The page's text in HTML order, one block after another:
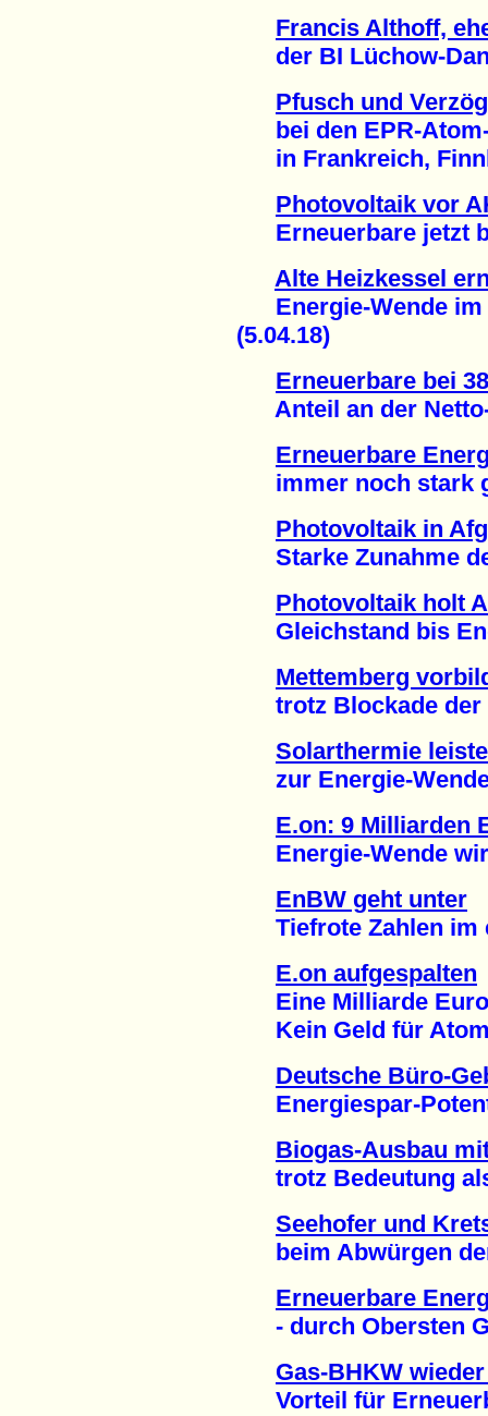
Francis Althoff,
der BI Lüchow-
Pfusch und
bei den EPR-
in Frankreich,
Photovoltaik vor
Erneuerbare jetzt
Alte Heizkessel
Energie-Wende im
(5.04.18)
Erneuerbare bei
Anteil an der Netto-
Erneuerbare
immer noch stark
Photovoltaik in
Starke Zunahme
Photovoltaik holt
Gleichstand bis
Mettemberg
trotz Blockade der
Solarthermie
zur Energie-Wende
E.on: 9 Milliarden
Energie-Wende
EnBW geht unter
Tiefrote Zahlen im
E.on aufgespalten
Eine Milliarde Euro
Kein Geld für
Deutsche Büro-
Energiespar-
Biogas-Ausbau
trotz Bedeutung als
Seehofer und
beim Abwürgen der
Erneuerbare
- durch Obersten
Gas-BHKW
Vorteil für